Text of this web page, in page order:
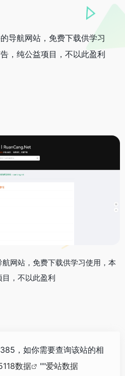
导航网站，免费下载供学习
，纯公益项目，不以此盈利
网站，免费下载供学习使用，本
，不以此盈利
，如你需要查询该站的相
数据 ""爱站数据